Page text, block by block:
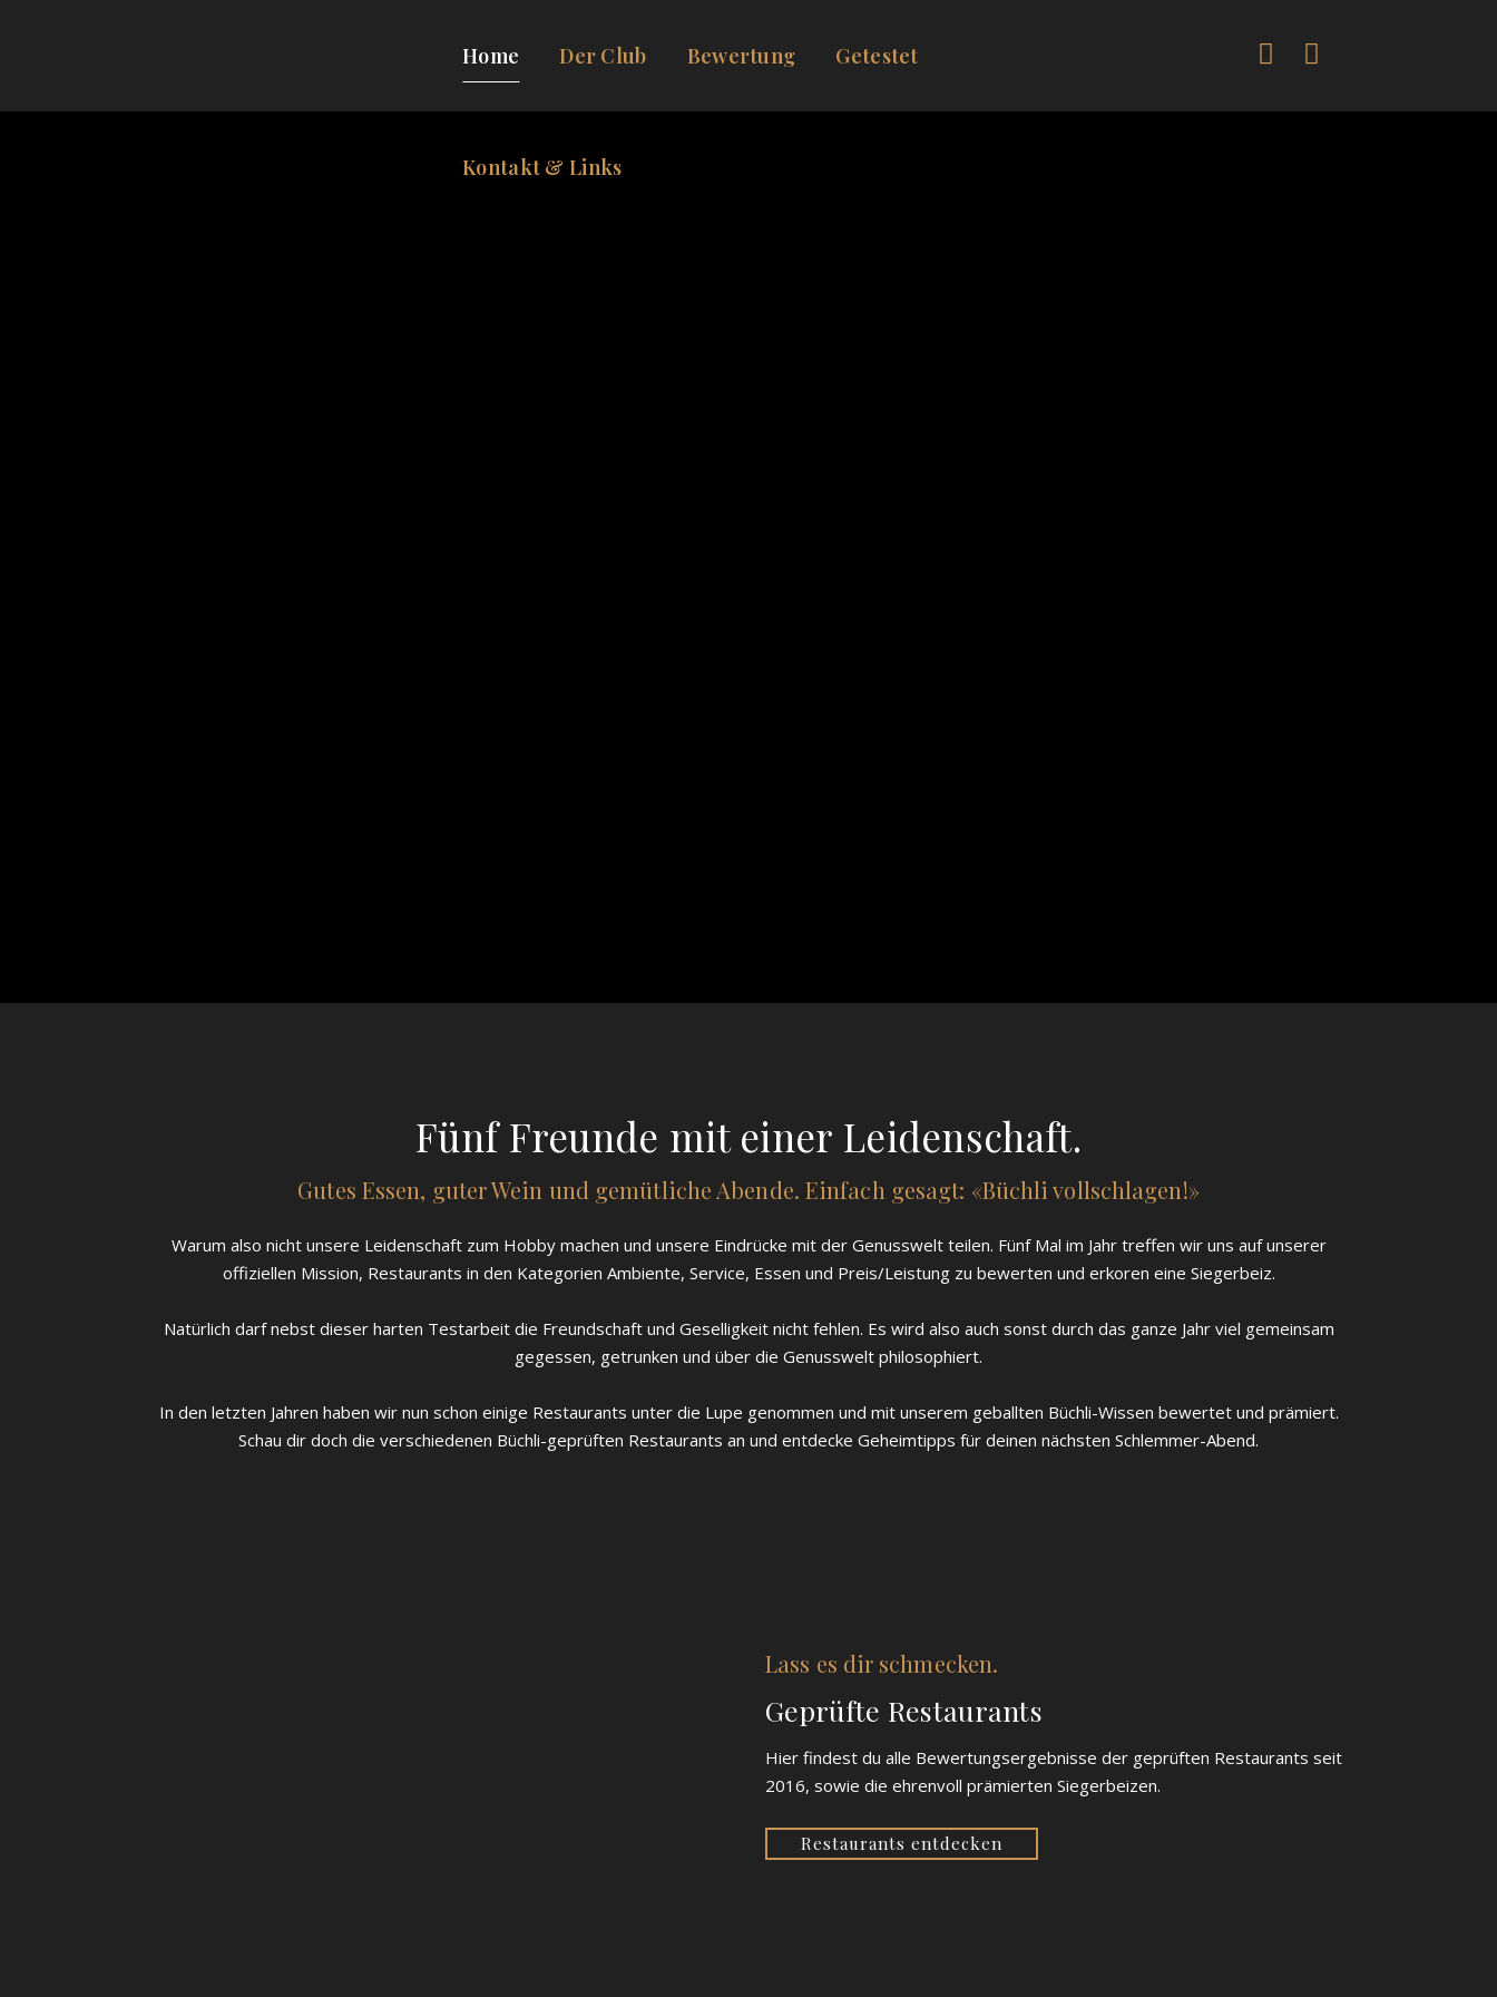
Home Der Club Bewertung Getestet
Kontakt & Links
Fünf Freunde mit einer Leidenschaft.
Gutes Essen, guter Wein und gemütliche Abende. Einfach gesagt: «Büchli vollschlagen!»
Warum also nicht unsere Leidenschaft zum Hobby machen und unsere Eindrücke mit der Genusswelt teilen. Fünf Mal im Jahr treffen wir uns auf unserer
offiziellen Mission, Restaurants in den Kategorien Ambiente, Service, Essen und Preis/Leistung zu bewerten und erkoren eine Siegerbeiz.
Natürlich darf nebst dieser harten Testarbeit die Freundschaft und Geselligkeit nicht fehlen. Es wird also auch sonst durch das ganze Jahr viel gemeinsam
gegessen, getrunken und über die Genusswelt philosophiert.
In den letzten Jahren haben wir nun schon einige Restaurants unter die Lupe genommen und mit unserem geballten Büchli-Wissen bewertet und prämiert.
Schau dir doch die verschiedenen Büchli-geprüften Restaurants an und entdecke Geheimtipps für deinen nächsten Schlemmer-Abend.
Lass es dir schmecken.
Geprüfte Restaurants
Hier findest du alle Bewertungsergebnisse der geprüften Restaurants seit
2016, sowie die ehrenvoll prämierten Siegerbeizen.
Restaurants entdecken